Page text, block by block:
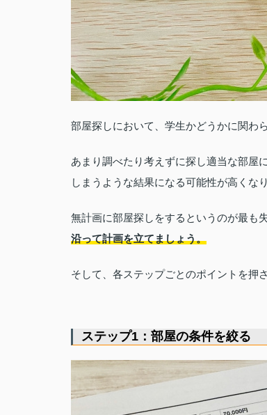
部屋探しにおいて、学生かどうかに関わ
あまり調べたり考えずに探し適当な部屋
しまうような結果になる可能性が高くなり
無計画に部屋探しをするというのが最も
沿って計画を立てましょう。
そして、各ステップごとのポイントを押
ステップ1：部屋の条件を絞る